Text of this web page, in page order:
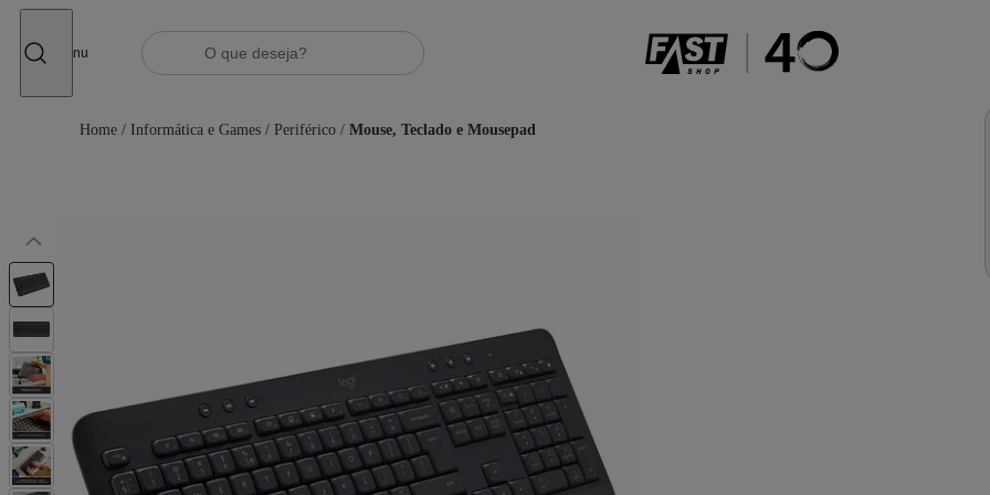
Menu
Home / Informática e Games / Periférico / Mouse, Teclado e Mousepad